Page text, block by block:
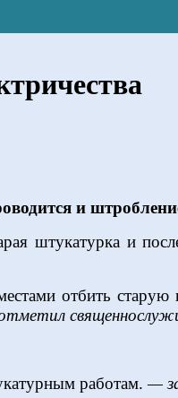
и
штукатурка и
отбить старую
работам.—